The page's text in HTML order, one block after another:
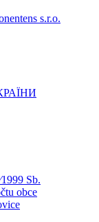
s.r.o.
Sb.
obce